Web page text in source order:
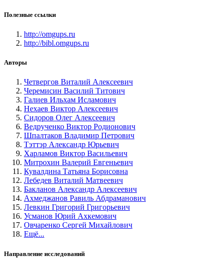
Полезные ссылки
http://omgups.ru
http://bibl.omgups.ru
Авторы
Четвергов Виталий Алексеевич
Черемисин Василий Титович
Галиев Ильхам Исламович
Нехаев Виктор Алексеевич
Сидоров Олег Алексеевич
Ведрученко Виктор Родионович
Шпалтаков Владимир Петрович
Тэттэр Александр Юрьевич
Харламов Виктор Васильевич
Митрохин Валерий Евгеньевич
Кувалдина Татьяна Борисовна
Лебедев Виталий Матвеевич
Бакланов Александр Алексеевич
Ахмеджанов Равиль Абдраманович
Левкин Григорий Григорьевич
Усманов Юрий Ахкемович
Овчаренко Сергей Михайлович
Ещё...
Направление исследований